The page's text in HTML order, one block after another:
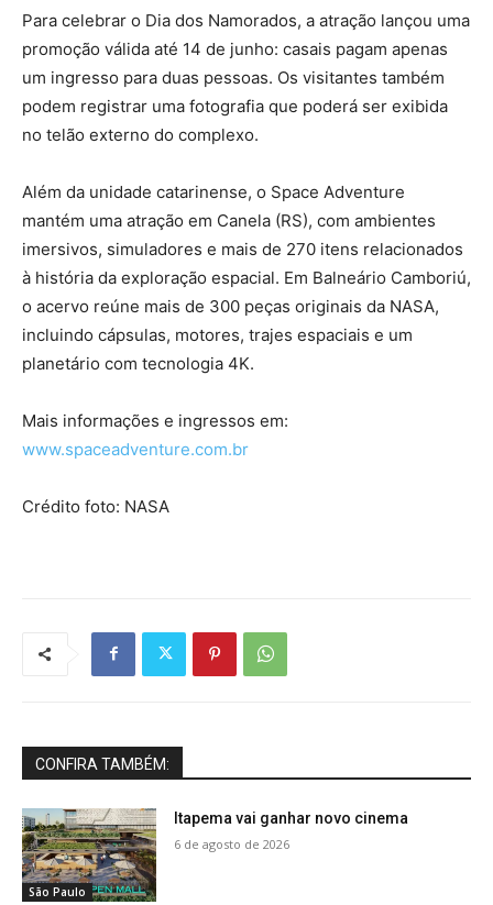
Para celebrar o Dia dos Namorados, a atração lançou uma
promoção válida até 14 de junho: casais pagam apenas
um ingresso para duas pessoas. Os visitantes também
podem registrar uma fotografia que poderá ser exibida
no telão externo do complexo.
Além da unidade catarinense, o Space Adventure
mantém uma atração em Canela (RS), com ambientes
imersivos, simuladores e mais de 270 itens relacionados
à história da exploração espacial. Em Balneário Camboriú,
o acervo reúne mais de 300 peças originais da NASA,
incluindo cápsulas, motores, trajes espaciais e um
planetário com tecnologia 4K.
Mais informações e ingressos em:
www.spaceadventure.com.br
Crédito foto: NASA
CONFIRA TAMBÉM:
São Paulo
Itapema vai ganhar novo cinema
6 de agosto de 2026